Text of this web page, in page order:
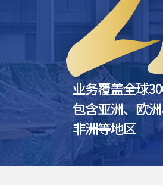
高速风机